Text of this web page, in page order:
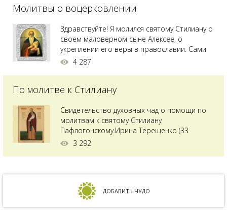
святого Владимира я увидела незнакомую
позже прочитав про него, узнала про
Преподобного...
Молитвы о воцерковлении
Здравствуйте! Я молился святому Стилиану о
своем маловерном сыне Алексее, о
укреплении его веры в православии. Сами
мы с супругой воцерковлены. Через год
вершину. Приложились к множеству святынь
4 287
По молитве к Стилиану
Свидетельство духовных чад о помощи по
молитвам к святому Стилиану
Пафлогонскому.Ирина Терещенко (33
года):Мы с мужем долгое время пытались
на совместимость показал, что мы с мужем
несовместимы. Кроме того, мне ставили...
3 292
ДОБАВИТЬ ЧУДО